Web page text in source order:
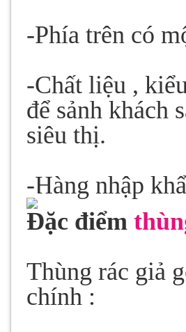
-Phía trên có
-Chất liệu ,
để sảnh khách
siêu thị.
-Hàng nhập
Đặc điểm
Thùng rác giả
chính :